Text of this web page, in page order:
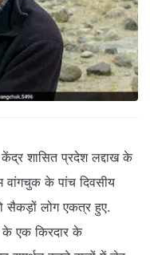
शासित प्रदेश लद्दाख के
वांगचुक के पांच दिवसीय
सैकड़ों लोग एकत्र हुए.
के एक किरदार के